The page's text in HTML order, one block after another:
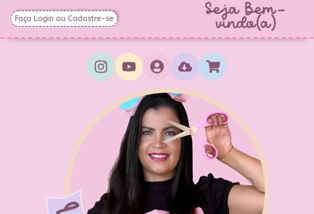
Faça Login ou Cadastre-se Seja Bem-
vindo(a)